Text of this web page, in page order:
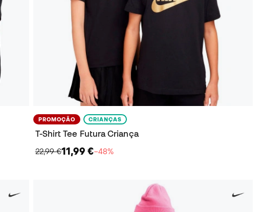
PROMOÇÃO CRIANÇAS
T-Shirt Tee Futura Criança
22,99 €11,99 €−48%